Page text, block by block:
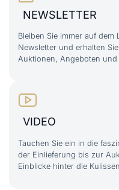
NEWSLETTER
Bleiben Sie immer auf
Newsletter und erhalten
Auktionen, Angeboten und
VIDEO
Tauchen Sie ein in die
der Einlieferung bis zur
Einblicke hinter die